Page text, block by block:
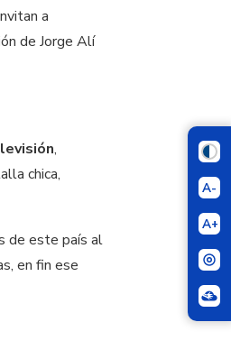
A-
A+
a
de Jorge Alí
,
chica,
de este país al
en fin ese